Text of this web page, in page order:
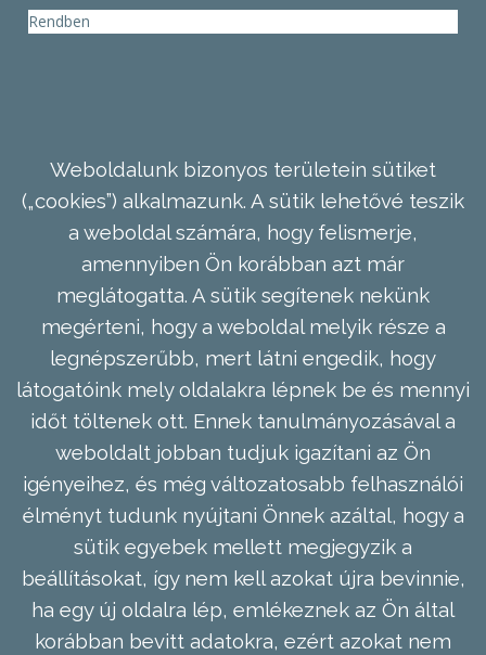
Rendben
Weboldalunk bizonyos területein sütiket
(„cookies”) alkalmazunk. A sütik lehetővé teszik
a weboldal számára, hogy felismerje,
amennyiben Ön korábban azt már
meglátogatta. A sütik segítenek nekünk
megérteni, hogy a weboldal melyik része a
legnépszerűbb, mert látni engedik, hogy
látogatóink mely oldalakra lépnek be és mennyi
időt töltenek ott. Ennek tanulmányozásával a
weboldalt jobban tudjuk igazítani az Ön
igényeihez, és még változatosabb felhasználói
élményt tudunk nyújtani Önnek azáltal, hogy a
sütik egyebek mellett megjegyzik a
beállításokat, így nem kell azokat újra bevinnie,
ha egy új oldalra lép, emlékeznek az Ön által
korábban bevitt adatokra, ezért azokat nem